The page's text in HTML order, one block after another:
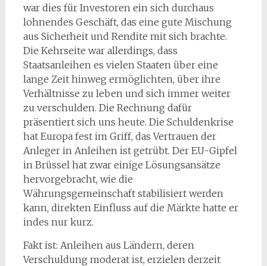
war dies für Investoren ein sich durchaus
lohnendes Geschäft, das eine gute Mischung
aus Sicherheit und Rendite mit sich brachte.
Die Kehrseite war allerdings, dass
Staatsanleihen es vielen Staaten über eine
lange Zeit hinweg ermöglichten, über ihre
Verhältnisse zu leben und sich immer weiter
zu verschulden. Die Rechnung dafür
präsentiert sich uns heute. Die Schuldenkrise
hat Europa fest im Griff, das Vertrauen der
Anleger in Anleihen ist getrübt. Der EU-Gipfel
in Brüssel hat zwar einige Lösungsansätze
hervorgebracht, wie die
Währungsgemeinschaft stabilisiert werden
kann, direkten Einfluss auf die Märkte hatte er
indes nur kurz.
Fakt ist: Anleihen aus Ländern, deren
Verschuldung moderat ist, erzielen derzeit